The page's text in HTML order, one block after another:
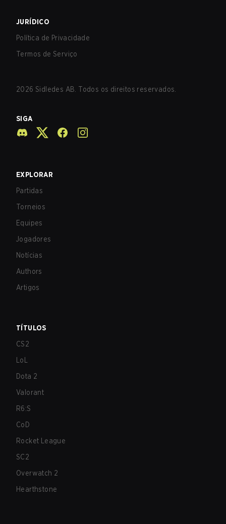
JURÍDICO
Política de Privacidade
Termos de Serviço
2026 Sidledes AB. Todos os direitos reservados.
SIGA
EXPLORAR
Partidas
Torneios
Equipes
Jogadores
Notícias
Authors
Artigos
TÍTULOS
CS2
LoL
Dota 2
Valorant
R6:S
CoD
Rocket League
SC2
Overwatch 2
Hearthstone